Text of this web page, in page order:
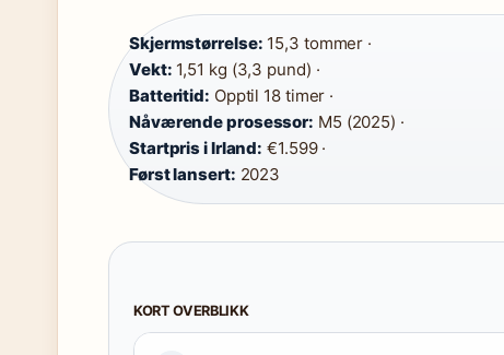
Skjermstørrelse: 15,3 tommer ·
Vekt: 1,51 kg (3,3 pund) ·
Batteritid: Opptil 18 timer ·
Nåværende prosessor: M5 (2025) ·
Startpris i Irland: €1.599 ·
Først lansert: 2023
KORT OVERBLIKK